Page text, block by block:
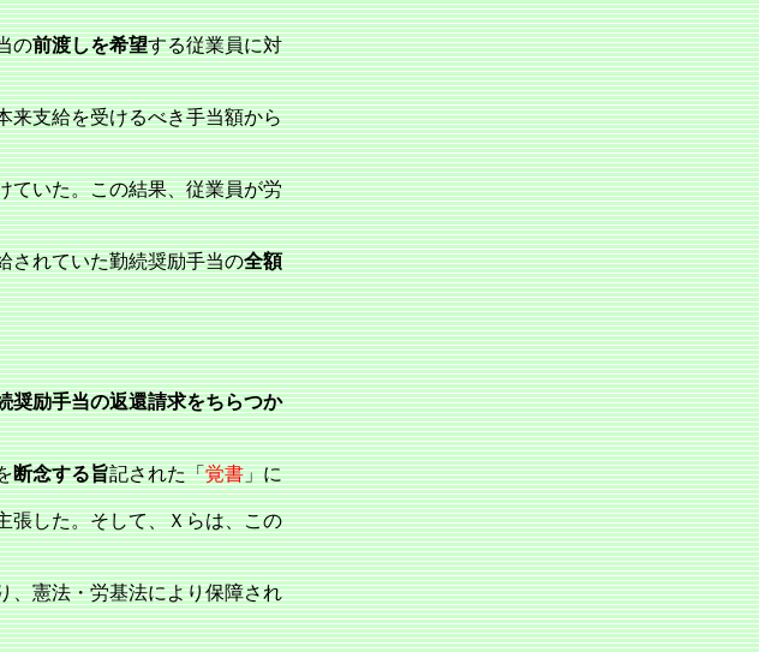
の前渡しを希望する従業員に対
来支給を受けるべき手当額から
ていた。この結果、従業員が労
されていた勤続奨励手当の全額
奨励手当の返還請求をちらつか
断念する旨記された「覚書」に
張した。そして、Ｘらは、この
、憲法・労基法により保障され